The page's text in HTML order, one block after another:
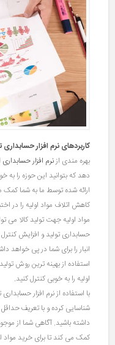
کاربردهای نرم افزار حسابداری
بهره مندی ازنرم افزار حسابداری
دهد که بتوانید این حوزه را به
ارائه شده توسط ما به شما کمک
کاهش اتلاف مواد اولیه را در
مواد اولیه جهت تولید کالا می
حسابداری تولید و افزایش
انبار را برای شما در پی خواهد
استفاده از بهینه ترین روش
اولیه را به خوبی کنترل کنید.
با استفاده از نرم افزار
شناسایی کرده و با تعریف
داشته باشید. آگاهی شما از
کمک می کند تا برای خرید مواد